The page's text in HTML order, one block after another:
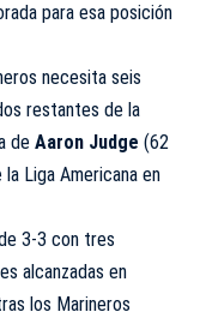
para esa posición
necesita seis
restantes de la
de Aaron Judge (62
Liga Americana en
3-3 con tres
alcanzadas en
los Marineros